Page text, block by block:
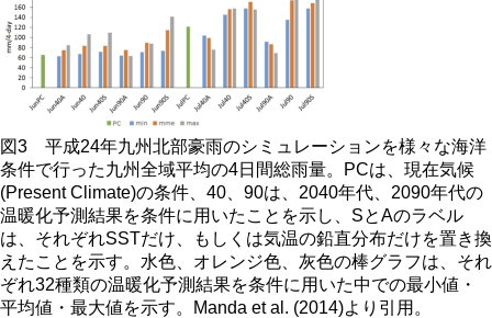
図3 平成24年九州北部豪雨のシミュレーションを様々な海洋
条件で行った九州全域平均の4日間総雨量。PCは、現在気候
(Present Climate)の条件、40、90は、2040年代、2090年代の
温暖化予測結果を条件に用いたことを示し、SとAのラベル
は、それぞれSSTだけ、もしくは気温の鉛直分布だけを置き換
えたことを示す。水色、オレンジ色、灰色の棒グラフは、それ
ぞれ32種類の温暖化予測結果を条件に用いた中での最小値・
平均値・最大値を示す。Manda et al. (2014)より引用。